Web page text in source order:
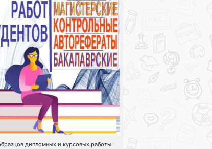
дипломных и курсовых работы.